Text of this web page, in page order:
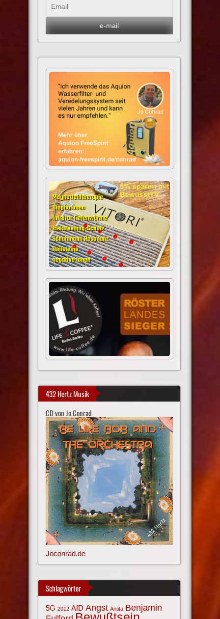
432 Hertz Musik
CD von Jo Conrad
Joconrad.de
Schlagwörter
5G 2012 AfD Angst Antifa Benjamin